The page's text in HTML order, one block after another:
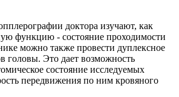
доктора изучают, как
функцию - состояние проходимости
можно также провести дуплексное
головы. Это дает возможность
состояние исследуемых
передвижения по ним кровяного